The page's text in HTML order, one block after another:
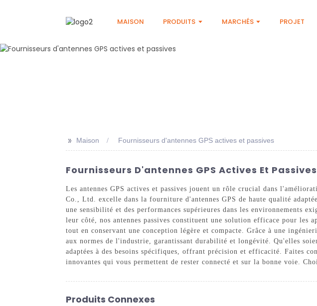
MAISON PRODUITS MARCHÉS PROJET
>> Maison Fournisseurs d'antennes GPS actives et passives
Fournisseurs D'antennes GPS Actives Et
Les antennes GPS actives et passives jouent un rôle crucial dans
Co., Ltd. excelle dans la fourniture d'antennes GPS de haute qualité
une sensibilité et des performances supérieures dans les environnements
leur côté, nos antennes passives constituent une solution efficace pour les
tout en conservant une conception légère et compacte. Grâce à une
aux normes de l'industrie, garantissant durabilité et longévité. Qu'elles
adaptées à des besoins spécifiques, offrant précision et efficacité. Faites
innovantes qui vous permettent de rester connecté et sur la bonne voie.
Produits Connexes